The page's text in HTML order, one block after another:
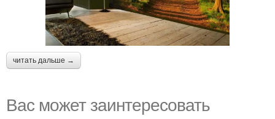
читать дальше →
Вас может заинтересовать